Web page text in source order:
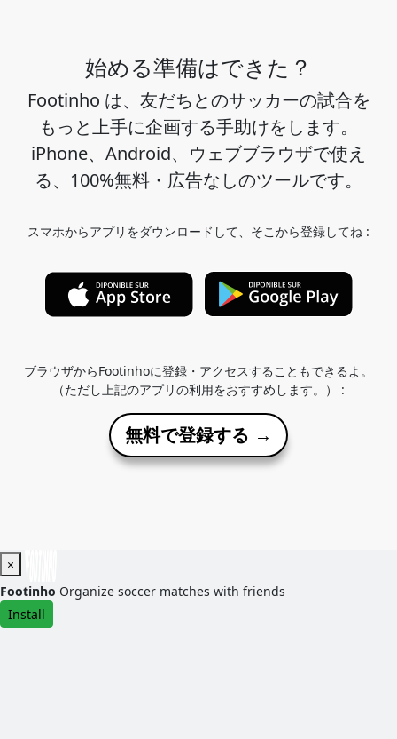
始める準備はできた？
Footinho は、友だちとのサッカーの試合を
もっと上手に企画する手助けをします。
iPhone、Android、ウェブブラウザで使え
る、100%無料・広告なしのツールです。
スマホからアプリをダウンロードして、そこから登録してね :
ブラウザからFootinhoに登録・アクセスすることもできるよ。
（ただし上記のアプリの利用をおすすめします。） :
無料で登録する →
×
Footinho Organize soccer matches with friends
Install